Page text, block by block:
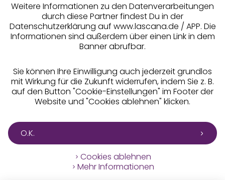
Weitere Informationen zu den Datenverarbeitungen
durch diese Partner findest Du in der
Datenschutzerklärung auf www.lascana.de / APP. Die
Informationen sind außerdem über einen Link in dem
Banner abrufbar.
Sie können Ihre Einwilligung auch jederzeit grundlos
mit Wirkung für die Zukunft widerrufen, indem Sie z. B.
auf den Button "Cookie-Einstellungen" im Footer der
Website und "Cookies ablehnen" klicken.
O.K.
Cookies ablehnen
Mehr Informationen